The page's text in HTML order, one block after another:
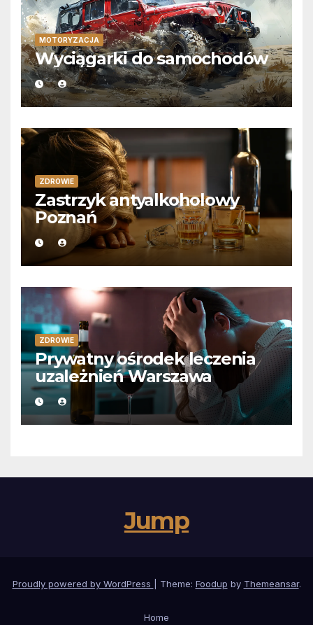
MOTORYZACJA
Wyciągarki do samochodów
ZDROWIE
Zastrzyk antyalkoholowy
Poznań
ZDROWIE
Prywatny ośrodek leczenia
uzależnień Warszawa
Jump
Proudly powered by WordPress Theme: Foodup by Themeansar.
Home